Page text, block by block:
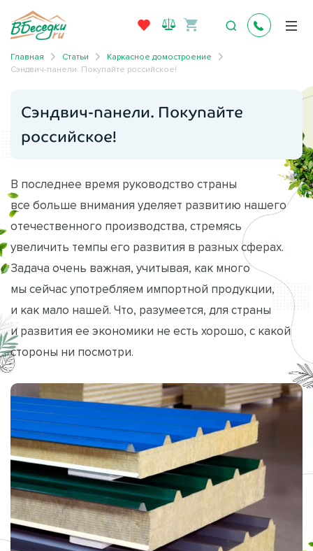
Главная Статьи
Каркасное домостроение
Сэндвич-панели. Покупайте российское!
Сэндвич-панели. Покупайте
российское!
В последнее время руководство страны
все больше внимания уделяет развитию нашего
отечественного производства, стремясь
увеличить темпы его развития в разных сферах.
Задача очень важная, учитывая, как много
мы сейчас употребляем импортной продукции,
и как мало нашей. Что, разумеется, для страны
и развития ее экономики не есть хорошо, с какой
стороны ни посмотри.